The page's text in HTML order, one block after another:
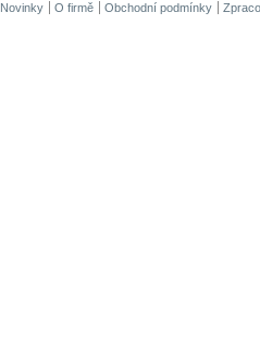
Novinky O firmě Obchodní podmínky